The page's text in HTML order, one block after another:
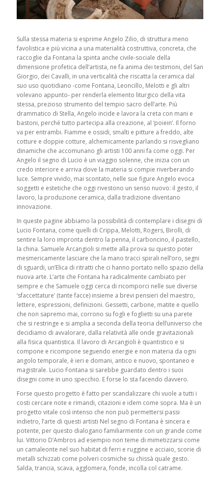
Sulla stessa materia si esprime Angelo Zilio, di struttura meno
favolistica e più vicina a una materialità costruttiva, concreta, che
raccoglie da Fontana la spinta anche civile-sociale della
dimensione profetica dell’artista, ne fa anima dei testimoni, del San
Giorgio, dei Cavalli, in una verticalità che riscatta la ceramica dal
suo uso quotidiano -come Fontana, Leoncillo, Melotti e gli altri
volevano appunto- per renderla elemento liturgico della vita
stessa, prezioso strumento del tempio sacro dell’arte. Più
drammatico di Stella, Angelo incide e lavora la creta con mani e
bastoni, perché tutto partecipa alla creazione, al ‘poiein’. Il forno
va per entrambi. Fiamme e ossidi, smalti e pitture a freddo, alte
cotture e doppie cotture, alchemicamente parlando si risvegliano
dinamiche che accomunano gli artisti 100 anni fa come oggi. Per
Angelo il segno di Lucio è un viaggio solenne, che inizia con un
credo interiore e arriva dove la materia si compie riverberando
luce. Sempre vivido, mai scontato, nelle sue figure Angelo evoca
soggetti e estetiche che oggi rivestono un senso nuovo: il gesto, il
lavoro, la produzione ceramica, dalla tradizione diventano
innovazione.
In queste pagine abbiamo la possibilità di contemplare i disegni di
Lucio Fontana, come quelli di Crippa, Melotti, Rogers, Birolli, di
sentire la loro impronta dentro la penna, il carboncino, il pastello,
la china. Samuele Arcangioli si mette alla prova su questo poter
mesmericamente lasciare che la mano tracci spirali nell’oro, segni
di sguardi, un’Elica di ritratti che ci hanno portato nello spazio della
nuova arte. L’arte che Fontana ha radicalmente cambiato per
sempre e che Samuele oggi cerca di ricomporci nelle sue diverse
‘sfaccettature’ (tante facce) insieme a brevi pensieri del maestro,
lettere, espressioni, definizioni. Gessetti, carbone, matite e quello
che non sapremo mai, corrono su fogli e foglietti su una parete
che si restringe e si amplia a seconda della teoria dell’universo che
decidiamo di avvalorare, dalla relatività alle onde gravitazionali
alla fisica quantistica. Il lavoro di Arcangioli è quantistico e si
compone e ricompone seguendo energie e non materia da ogni
angolo temporale, è ieri e domani, antico e nuovo, spontaneo e
magistrale. Lucio Fontana si sarebbe guardato dentro i suoi
disegni come in uno specchio. E forse lo sta facendo davvero.
Forse questo progetto è fatto per scandalizzare chi vuole a tutti i
costi cercare note e rimandi, citazioni e idem come sopra. Ma è un
progetto vitale così intenso che non può permettersi passi
indietro, l’arte di questi artisti Nel segno di Fontana è sincera e
potente, per questo dialogano familiarmente con un grande come
lui. Vittorio D’Ambros ad esempio non teme di mimetizzarsi come
un camaleonte nel suo habitat di ferri e ruggine e acciaio, scorie di
metalli schizzati come polveri cosmiche su chissà quale gesto.
Salda, trancia, scava, agglomera, fonde, incolla col catrame.